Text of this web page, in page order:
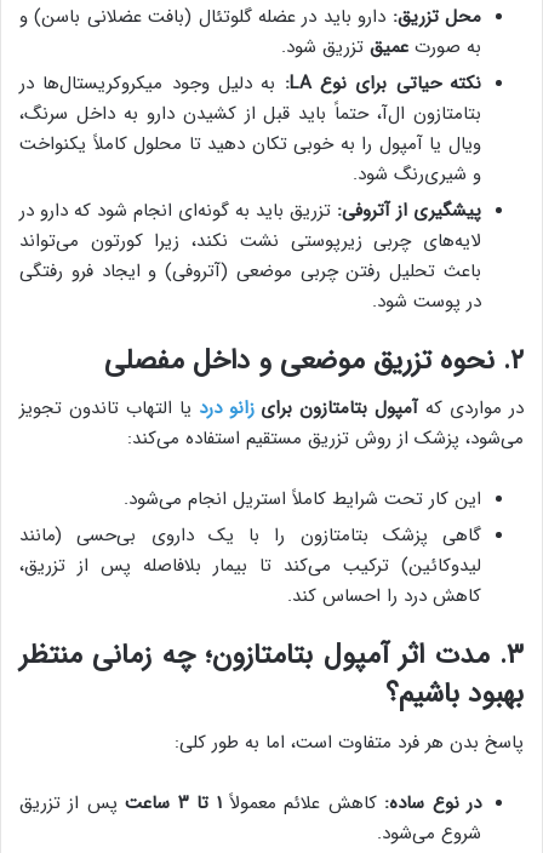
محل تزریق: دارو باید در عضله گلوتئال (بافت عضلانی باسن) و
به صورت عمیق تزریق شود.
نکته حیاتی برای نوع LA:
به دلیل وجود میکروکریستال‌ها در
بتامتازون ال‌آ، حتماً باید قبل از کشیدن دارو به داخل سرنگ،
ویال یا آمپول را به خوبی تکان دهید تا محلول کاملاً یکنواخت
و شیری‌رنگ شود.
پیشگیری از آتروفی: تزریق باید به گونه‌ای انجام شود که دارو در
لایه‌های چربی زیرپوستی نشت نکند، زیرا کورتون می‌تواند
باعث تحلیل رفتن چربی موضعی (آتروفی) و ایجاد فرو رفتگی
در پوست شود.
۲. نحوه تزریق موضعی و داخل مفصلی
در مواردی کهآمپول بتامتازون برایزانو درد یا التهاب تاندون تجویز
می‌شود، پزشک از روش تزریق مستقیم استفاده می‌کند:
این کار تحت شرایط کاملاً استریل انجام می‌شود.
گاهی پزشک بتامتازون را با یک داروی بی‌حسی (مانند
لیدوکائین) ترکیب می‌کند تا بیمار بلافاصله پس از تزریق،
کاهش درد را احساس کند.
۳. مدت اثر آمپول بتامتازون؛ چه زمانی منتظر
بهبود باشیم؟
پاسخ بدن هر فرد متفاوت است، اما به طور کلی:
در نوع ساده: کاهش علائم معمولاً۱ تا ۳ ساعت
پس از تزریق
شروع می‌شود.